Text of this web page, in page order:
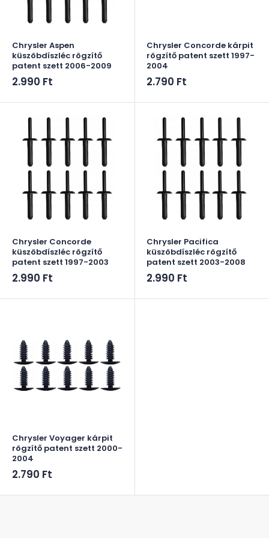
Chrysler Aspen
küszöbdíszléc rögzítő
patent szett 2006-2009
Akciós
2.990 Ft
Chrysler Concorde kárpit
rögzítő patent szett 1997-
2004
Akciós
2.790 Ft
Chrysler Concorde
küszöbdíszléc rögzítő
patent szett 1997-2003
Akciós
2.990 Ft
Chrysler Pacifica
küszöbdíszléc rögzítő
patent szett 2003-2008
Akciós
2.990 Ft
Chrysler Voyager kárpit
rögzítő patent szett 2000-
2004
Akciós
2.790 Ft